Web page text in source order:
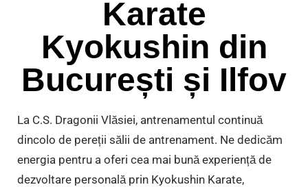
Karate
Kyokushin din
București și Ilfov
La C.S. Dragonii Vlăsiei, antrenamentul continuă
dincolo de pereții sălii de antrenament. Ne dedicăm
energia pentru a oferi cea mai bună experiență de
dezvoltare personală prin Kyokushin Karate,